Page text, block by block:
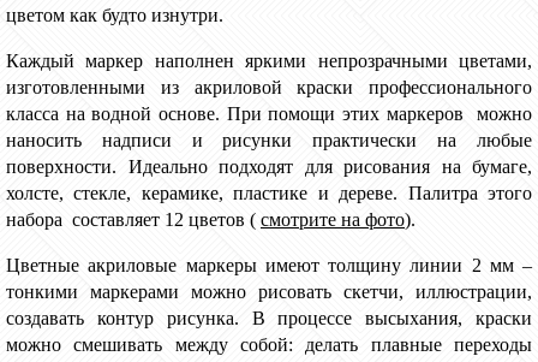
цветом как будто изнутри.
Каждый маркер наполнен яркими непрозрачными цветами,
изготовленными из акриловой краски профессионального
класса на водной основе. При помощи этих маркеров можно
наносить надписи и рисункипрактически на любые
поверхности. Идеально подходят для рисования на бумаге,
холсте, стекле, керамике, пластике и дереве. Палитра этого
набора составляет 12 цветов ( смотрите на фото).
Цветные акриловые маркеры имеют толщину линии 2 мм –
тонкими маркерами можно рисовать скетчи, иллюстрации,
создавать контур рисунка. В процессе высыхания, краски
можно смешивать между собой: делать плавные переходы